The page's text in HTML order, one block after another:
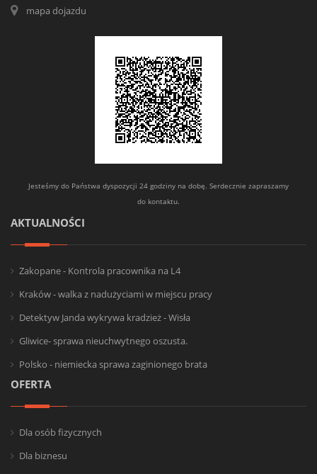
mapa dojazdu
Jesteśmy do Państwa dyspozycji 24 godziny na dobę. Serdecznie zapraszamy
do kontaktu.
AKTUALNOŚCI
Zakopane - Kontrola pracownika na L4
Kraków - walka z nadużyciami w miejscu pracy
Detektyw Janda wykrywa kradzież - Wisła
Gliwice- sprawa nieuchwytnego oszusta.
Polsko - niemiecka sprawa zaginionego brata
OFERTA
Dla osób fizycznych
Dla biznesu